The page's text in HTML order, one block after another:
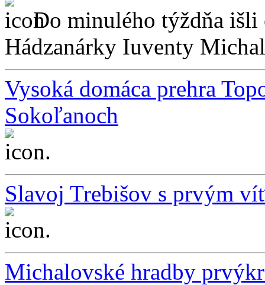
Do minulého týždňa išli
Hádzanárky Iuventy
Vysoká domáca prehra
Sokoľanoch
...
Slavoj Trebišov s prvým
...
Michalovské hradby